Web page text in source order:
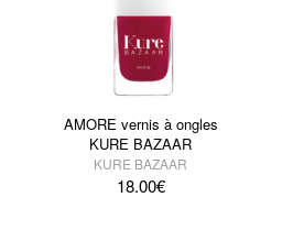
AMORE vernis à ongles
KURE BAZAAR
KURE BAZAAR
18.00€